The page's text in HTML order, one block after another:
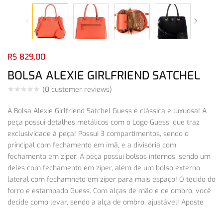
BOLSA ALEXIE GIRLFRIEND SATCHEL
(0 customer reviews)
R$ 829,00
A Bolsa Alexie Girlfriend Satchel Guess é clássica e luxuosa! A
peça possui detalhes metálicos com o Logo Guess, que traz
exclusividade à peça! Possui 3 compartimentos, sendo o
principal com fechamento em ímã, e a divisória com
fechamento em zíper. A peça possui bolsos internos, sendo um
deles com fechamento em zíper, além de um bolso externo
lateral com fechamneto em zíper para mais espaço! O tecido do
forro é estampado Guess. Com alças de mão e de ombro, você
decide como levar, sendo a alça de ombro, ajustável! Aposte